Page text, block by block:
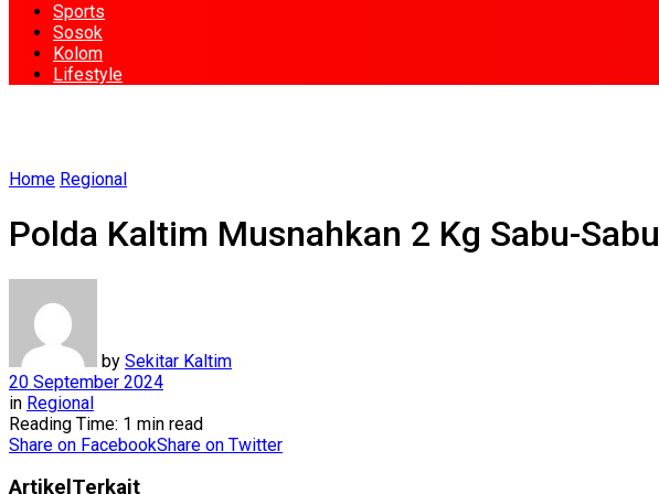
Sports
Sosok
Kolom
Lifestyle
Home Regional
Polda Kaltim Musnahkan 2 Kg Sabu-Sabu
by Sekitar Kaltim
20 September 2024
in Regional
Reading Time: 1 min read
Share on FacebookShare on Twitter
Artikel Terkait